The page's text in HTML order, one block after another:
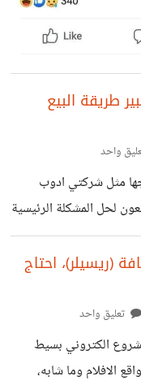
طريقة البيع
واحد
مثل شركتي ادوب
لحل المشكلة الرئيسية
بشكل غير شرعي وهي
على نطاق اضيق، اعلم
لكن حتى إن اصبحت
الكبيرة لشراء
الكبير
استخدم برنامج ضغط
(ريسيلر)، احتاج
تعليق واحد
الكتروني بسيط
الافلام وما شابه،